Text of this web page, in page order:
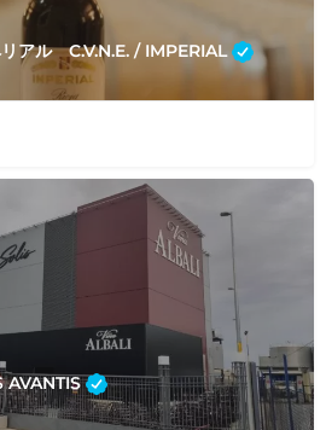
リアル C.V.N.E. / IMPERIAL
AVANTIS